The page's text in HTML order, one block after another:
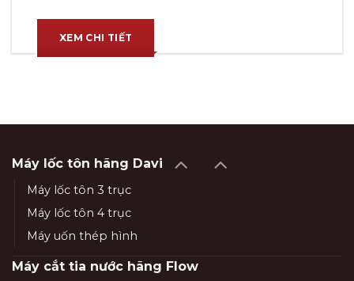
XEM CHI TIẾT
Máy lốc tôn hãng Davi
Máy lốc tôn 3 trục
Máy lốc tôn 4 trục
Máy uốn thép hình
Máy cắt tia nước hãng Flow